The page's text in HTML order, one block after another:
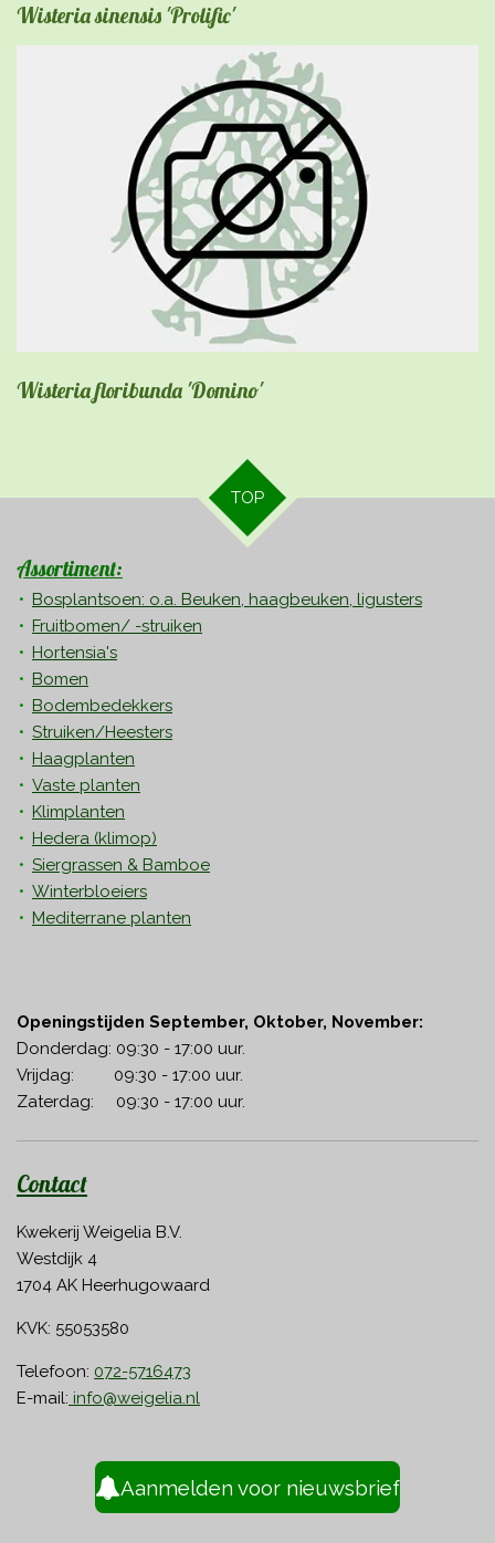
Wisteria sinensis 'Prolific'
Wisteria floribunda 'Domino'
TOP
Assortiment:
Bosplantsoen: o.a. Beuken, haagbeuken, ligusters
Fruitbomen/ -struiken
Hortensia's
Bomen
Bodembedekkers
Struiken/Heesters
Haagplanten
Vaste planten
Klimplanten
Hedera (klimop)
Siergrassen & Bamboe
Winterbloeiers
Mediterrane planten
Openingstijden September, Oktober, November:
Donderdag: 09:30 - 17:00 uur.
Vrijdag: 09:30 - 17:00 uur.
Zaterdag: 09:30 - 17:00 uur.
Contact
Kwekerij Weigelia B.V.
Westdijk 4
1704 AK Heerhugowaard
KVK: 55053580
Telefoon: 072-5716473
E-mail: info@weigelia.nl
Aanmelden voor nieuwsbrief